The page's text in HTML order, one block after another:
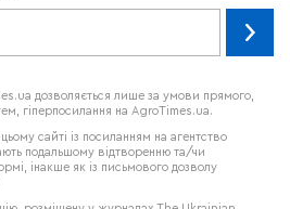
дозволяється лише за умови прямого,
гіперпосилання на AgroTimes.ua.
сайті із посиланням на агентство
подальшому відтворенню та/чи
інакше як із письмового дозволу